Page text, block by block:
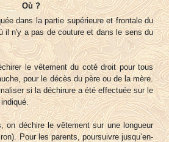
Où ?
dans la partie supérieure et frontale du
il n'y a pas de couture et dans le sens du
le vêtement du coté droit pour tous
pour le décès du père ou de la mère.
si la déchirure a été effectuée sur le
on déchire le vêtement sur une longueur
Pour les parents, poursuivre jusqu’en-